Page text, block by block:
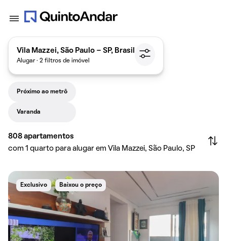
Vila Mazzei, São Paulo - SP, Brasil
Alugar · 2 filtros de imóvel
Próximo ao metrô
Varanda
808 apartamentos
com 1 quarto para alugar em Vila Mazzei, São Paulo, SP
Exclusivo Baixou o preço